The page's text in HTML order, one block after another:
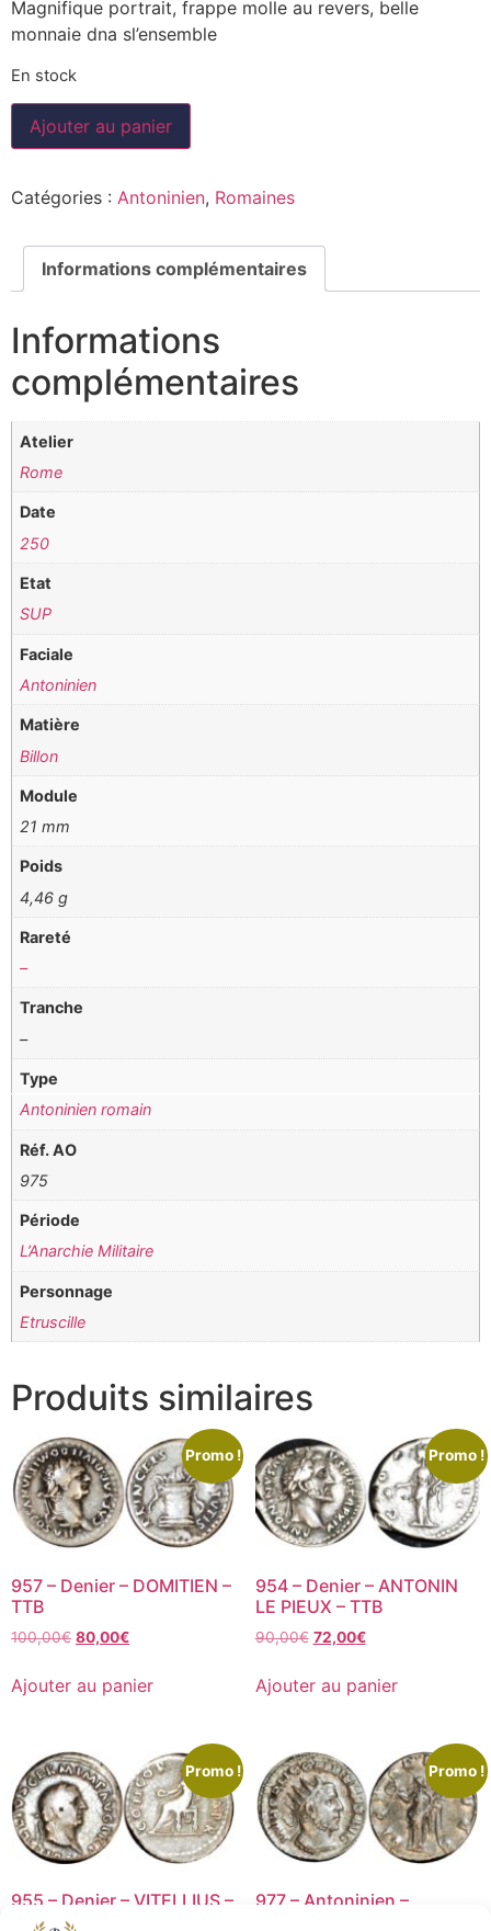
Magnifique portrait, frappe molle au revers, belle
monnaie dna sl’ensemble
En stock
Ajouter au panier
Catégories : Antoninien, Romaines
Informations complémentaires
Informations
complémentaires
Atelier
Rome
Date
250
Etat
SUP
Faciale
Antoninien
Matière
Billon
Module
21 mm
Poids
4,46 g
Rareté
–
Tranche
–
Type
Antoninien romain
Réf. AO
975
Période
L’Anarchie Militaire
Personnage
Etruscille
Produits similaires
Promo !
957 – Denier – DOMITIEN –
TTB
100,00€ 80,00€
Ajouter au panier
Promo !
954 – Denier – ANTONIN
LE PIEUX – TTB
90,00€ 72,00€
Ajouter au panier
Promo !
955 – Denier – VITELLIUS –
TB+
Promo !
977 – Antoninien –